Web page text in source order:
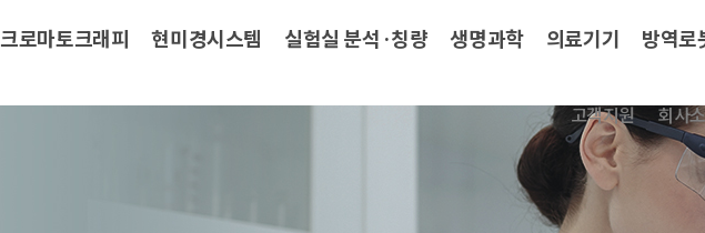
크로마토크래피 현미경시스템 실험실 분석·칭량 생명과학 의료기기 방역로
회사
고객지원